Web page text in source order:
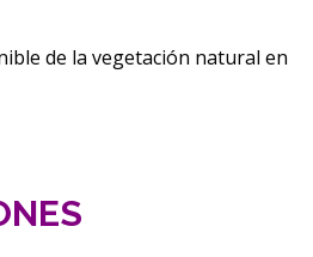
de la vegetación natural en